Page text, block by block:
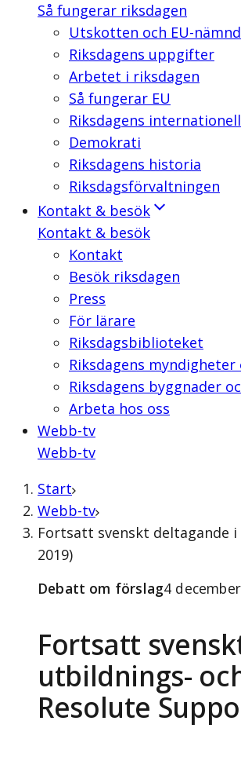
Så fungerar riksdagen
Utskotten och EU-
Riksdagens uppgifter
Arbetet i riksdagen
Så fungerar EU
Riksdagens
Demokrati
Riksdagens historia
Riksdagsförvaltningen
Kontakt & besök
Kontakt & besök
Kontakt
Besök riksdagen
Press
För lärare
Riksdagsbiblioteket
Riksdagens
Riksdagens byggnader
Arbeta hos oss
Webb-tv
Webb-tv
Start
Webb-tv
Fortsatt svenskt deltagande
2019)
Fortsatt
utbildnings-
Resolute
Debatt om förslag4